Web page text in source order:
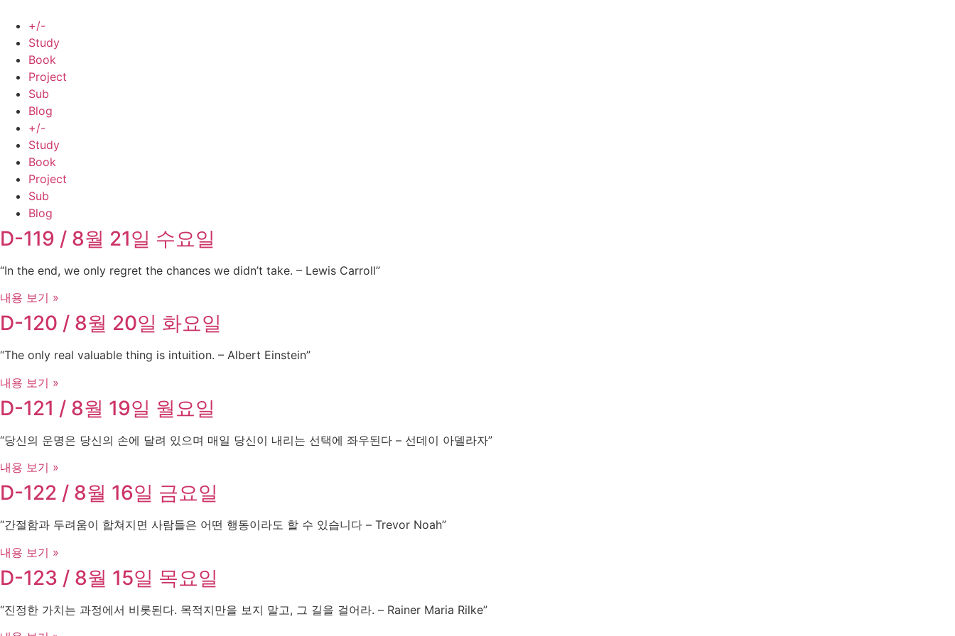
content
+/-
Study
Book
Project
Sub
Blog
+/-
Study
Book
Project
Sub
Blog
D-119 / 8월 21일 수요일
“In the end, we only regret the chances we didn’t take. – Lewis Carroll”
내용 보기 »
D-120 / 8월 20일 화요일
“The only real valuable thing is intuition. – Albert Einstein”
내용 보기 »
D-121 / 8월 19일 월요일
“당신의 운명은 당신의 손에 달려 있으며 매일 당신이 내리는 선택에 좌우된다 – 선데이 아델라자”
내용 보기 »
D-122 / 8월 16일 금요일
“간절함과 두려움이 합쳐지면 사람들은 어떤 행동이라도 할 수 있습니다 – Trevor Noah”
내용 보기 »
D-123 / 8월 15일 목요일
“진정한 가치는 과정에서 비롯된다. 목적지만을 보지 말고, 그 길을 걸어라. – Rainer Maria Rilke”